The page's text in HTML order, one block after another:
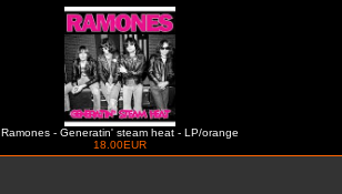
Ramones - Generatin' steam heat - LP/orange
18.00EUR